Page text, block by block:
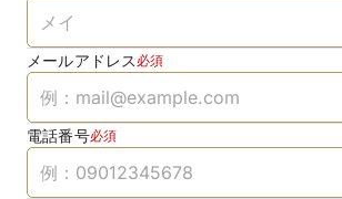
メールアドレス 必須
電話番号必須